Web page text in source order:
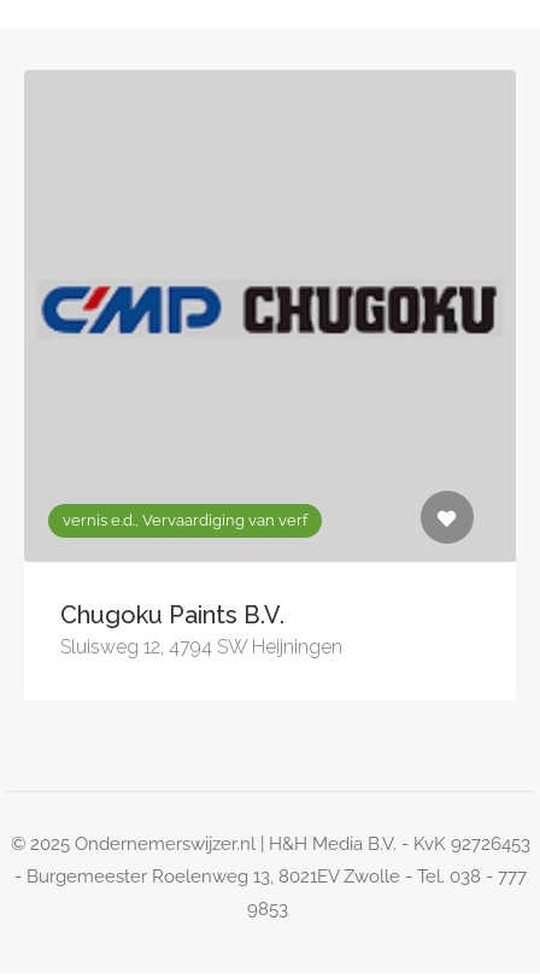
vernis e.d., Vervaardiging van verf
Chugoku Paints B.V.
Sluisweg 12, 4794 SW Heijningen
© 2025 Ondernemerswijzer.nl | H&H Media B.V. - KvK 92726453
- Burgemeester Roelenweg 13, 8021EV Zwolle - Tel. 038 - 777
9853